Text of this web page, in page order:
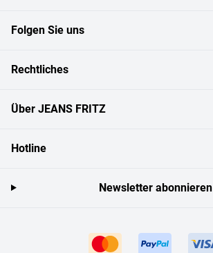
Folgen Sie uns
Rechtliches
Über JEANS FRITZ
Hotline
Newsletter abonnieren